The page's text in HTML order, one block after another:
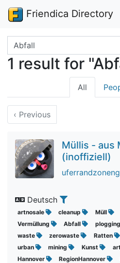
Friendica Directory
Search terms
1 result for
All
‹ Previous
Müllis - aus
(inoffiziell)
Deutsch
artnosale cleanup Müll
Vermüllung
Abfall plogging
waste
zerowaste Ratten
urban
mining Kunst
Hannover
RegionHannover